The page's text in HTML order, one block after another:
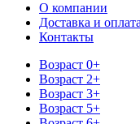
О компании
Доставка и оплата
Контакты
Возраст 0+
Возраст 2+
Возраст 3+
Возраст 5+